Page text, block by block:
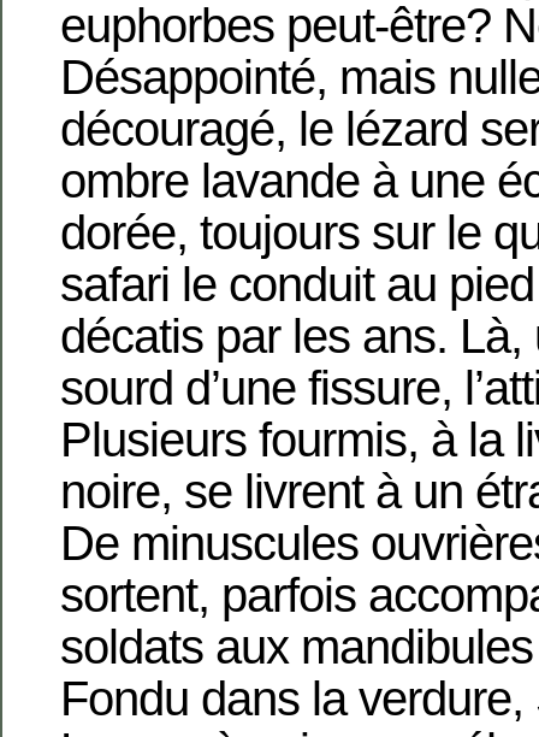
euphorbes peut-être?
Désappointé, mais
découragé, le lézard
ombre lavande à une
dorée, toujours sur le
safari le conduit au
décatis par les ans. Là,
sourd d’une fissure,
Plusieurs fourmis, à la
noire, se livrent à un
De minuscules
sortent, parfois
soldats aux
Fondu dans la